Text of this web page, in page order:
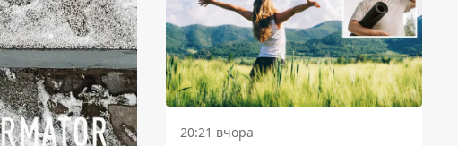
20:21 вчора